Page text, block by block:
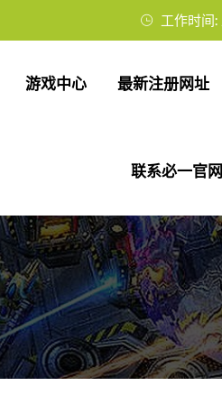
工作时间
游戏中心 最新注册网址
联系必一官网